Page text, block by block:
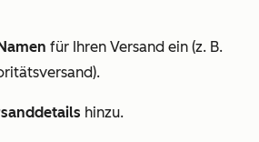
für Ihren Versand ein (z. B.
).
hinzu.